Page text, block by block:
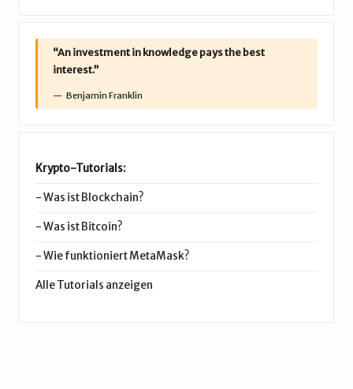
“An investment in knowledge pays the best
interest.”
Benjamin Franklin
Krypto-Tutorials:
-Was ist Blockchain?
-Was ist Bitcoin?
-Wie funktioniert MetaMask?
Alle Tutorials anzeigen